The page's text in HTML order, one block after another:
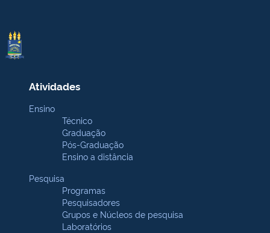
Atividades
Ensino
Técnico
Graduação
Pós-Graduação
Ensino a distância
Pesquisa
Programas
Pesquisadores
Grupos e Núcleos de pesquisa
Laboratórios